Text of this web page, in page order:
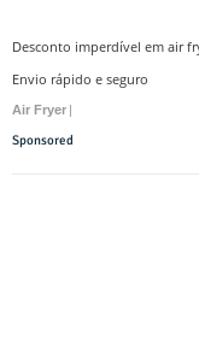
Desconto imperdível em air
Envio rápido e seguro
Air Fryer |
Sponsored